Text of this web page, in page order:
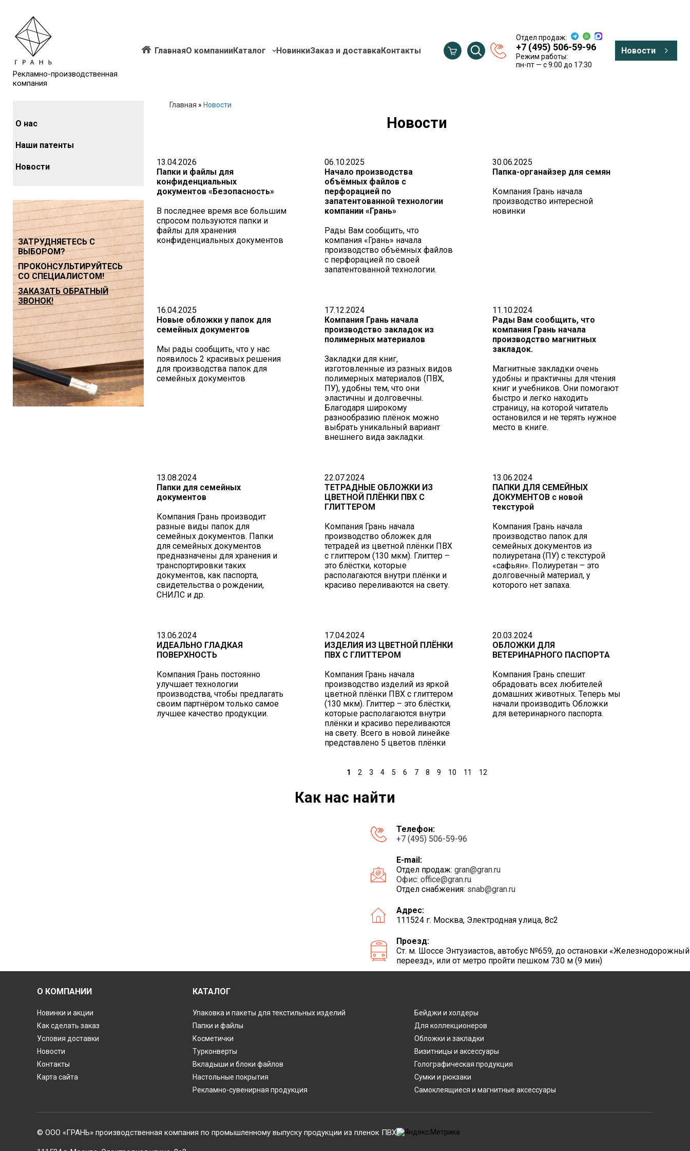
Рекламно-производственная
компания
ГлавнаяО компанииКаталог НовинкиЗаказ и доставкаКонтакты
Отдел продаж:
+7 (495) 506-59-96
Режим работы:
пн-пт — c 9:00 до 17:30
Новости
О нас
Наши патенты
Новости
ЗАТРУДНЯЕТЕСЬ С
ВЫБОРОМ?
ПРОКОНСУЛЬТИРУЙТЕСЬ
СО СПЕЦИАЛИСТОМ!
ЗАКАЗАТЬ ОБРАТНЫЙ
ЗВОНОК!
Главная » Новости
Новости
13.04.2026
Папки и файлы для
конфиденциальных
документов «Безопасность»
В последнее время все большим
спросом пользуются папки и
файлы для хранения
конфиденциальных документов
06.10.2025
Начало производства
объёмных файлов с
перфорацией по
запатентованной технологии
компании «Грань»
Рады Вам сообщить, что
компания «Грань» начала
производство объёмных файлов
с перфорацией по своей
запатентованной технологии.
30.06.2025
Папка-органайзер для семян
Компания Грань начала
производство интересной
новинки
16.04.2025
Новые обложки у папок для
семейных документов
Мы рады сообщить, что у нас
появилось 2 красивых решения
для производства папок для
семейных документов
17.12.2024
Компания Грань начала
производство закладок из
полимерных материалов
Закладки для книг,
изготовленные из разных видов
полимерных материалов (ПВХ,
ПУ), удобны тем, что они
эластичны и долговечны.
Благодаря широкому
разнообразию плёнок можно
выбрать уникальный вариант
внешнего вида закладки.
11.10.2024
Рады Вам сообщить, что
компания Грань начала
производство магнитных
закладок.
Магнитные закладки очень
удобны и практичны для чтения
книг и учебников. Они помогают
быстро и легко находить
страницу, на которой читатель
остановился и не терять нужное
место в книге.
13.08.2024
Папки для семейных
документов
Компания Грань производит
разные виды папок для
семейных документов. Папки
для семейных документов
предназначены для хранения и
транспортировки таких
документов, как паспорта,
свидетельства о рождении,
СНИЛС и др.
22.07.2024
ТЕТРАДНЫЕ ОБЛОЖКИ ИЗ
ЦВЕТНОЙ ПЛЁНКИ ПВХ С
ГЛИТТЕРОМ
Компания Грань начала
производство обложек для
тетрадей из цветной плёнки ПВХ
с глиттером (130 мкм). Глиттер –
это блёстки, которые
располагаются внутри плёнки и
красиво переливаются на свету.
13.06.2024
ПАПКИ ДЛЯ СЕМЕЙНЫХ
ДОКУМЕНТОВ с новой
текстурой
Компания Грань начала
производство папок для
семейных документов из
полиуретана (ПУ) с текстурой
«сафьян». Полиуретан – это
долговечный материал, у
которого нет запаха.
13.06.2024
ИДЕАЛЬНО ГЛАДКАЯ
ПОВЕРХНОСТЬ
Компания Грань постоянно
улучшает технологии
производства, чтобы предлагать
своим партнёром только самое
лучшее качество продукции.
17.04.2024
ИЗДЕЛИЯ ИЗ ЦВЕТНОЙ ПЛЁНКИ
ПВХ С ГЛИТТЕРОМ
Компания Грань начала
производство изделий из яркой
цветной плёнки ПВХ с глиттером
(130 мкм). Глиттер – это блёстки,
которые располагаются внутри
плёнки и красиво переливаются
на свету. Всего в новой линейке
представлено 5 цветов плёнки
20.03.2024
ОБЛОЖКИ ДЛЯ
ВЕТЕРИНАРНОГО ПАСПОРТА
Компания Грань спешит
обрадовать всех любителей
домашних животных. Теперь мы
начали производить Обложки
для ветеринарного паспорта.
1 2 3 4 5 6 7 8 9 10 11 12
Как нас найти
Телефон:
+7 (495) 506-59-96
E-mail:
Отдел продаж: gran@gran.ru
Офис: office@gran.ru
Отдел снабжения: snab@gran.ru
Адрес:
111524 г. Москва, Электродная улица, 8с2
Проезд:
Ст. м. Шоссе Энтузиастов, автобус №659, до остановки «Железнодорожный
переезд», или от метро пройти пешком 730 м (9 мин)
О КОМПАНИИ
Новинки и акции
Как сделать заказ
Условия доставки
Новости
Контакты
Карта сайта
КАТАЛОГ
Упаковка и пакеты для текстильных изделий
Бейджи и холдеры
Папки и файлы
Для коллекционеров
Косметички
Обложки и закладки
Турконверты
Визитницы и аксессуары
Вкладыши и блоки файлов
Голографическая продукция
Настольные покрытия
Сумки и рюкзаки
Рекламно-сувенирная продукция
Самоклеящиеся и магнитные аксессуары
© ООО «ГРАНЬ» производственная компания по промышленному выпуску продукции из пленок ПВХ